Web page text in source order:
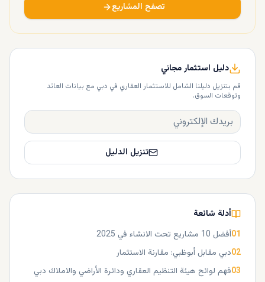
تصفح المشاريع
دليل استثمار مجاني
قم بتنزيل دليلنا الشامل للاستثمار العقاري في دبي مع بيانات العائد
وتوقعات السوق.
تنزيل الدليل
أدلة شائعة
01أفضل 10 مشاريع تحت الانشاء في 2025
02دبي مقابل أبوظبي: مقارنة الاستثمار
03فهم لوائح هيئة التنظيم العقاري ودائرة الأراضي والاملاك دبي